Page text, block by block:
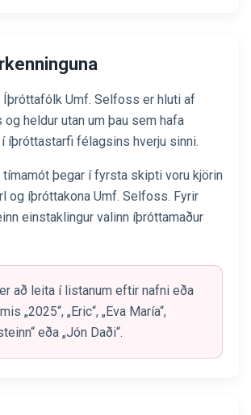
Íþróttafólk Umf. Selfoss er hluti af
heldur utan um þau sem hafa
íþróttastarfi félagsins hverju sinni.
tímamót þegar í fyrsta skipti voru kjörin
og íþróttakona Umf. Selfoss. Fyrir
einstaklingur valinn íþróttamaður
að leita í listanum eftir nafni eða
„2025“, „Eric“, „Eva María“,
eða „Jón Daði“.